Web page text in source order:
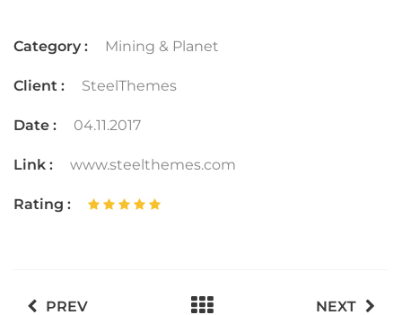
Category : Mining & Planet
Client : SteelThemes
Date : 04.11.2017
Link : www.steelthemes.com
Rating :
PREV NEXT